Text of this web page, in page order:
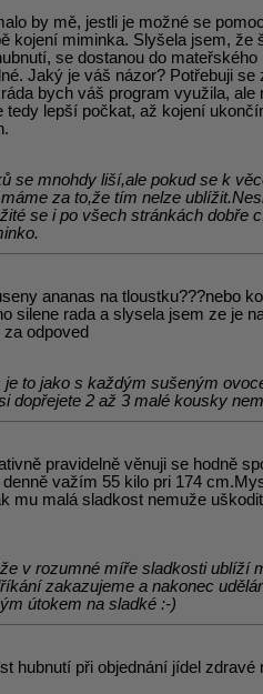
by mě, jestli je možné se
kojení miminka. Slyšela jsem, že
se dostanou do
Jaký je váš názor? Potřebuji
bych váš program využila,
tedy lepší počkat, až kojení
se mnohdy liší,ale pokud se k
za to,že tím nelze
se i po všech stránkách dobře
ananas na tloustku???nebo
silene rada a slysela jsem ze je
odpoved
je to jako s každým sušeným
dopřejete 2 až 3 malé kousky
pravidelně věnuji se hodně
važím 55 kilo pri 174
mu malá sladkost nemuže
v rozumné míře sladkosti ublíží
zakazujeme a nakonec
útokem na sladké :-)
hubnutí při objednání jídel zdravé